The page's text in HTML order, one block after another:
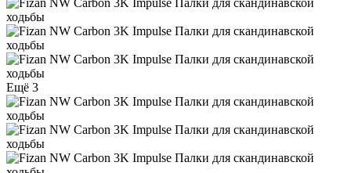
Ещё 3